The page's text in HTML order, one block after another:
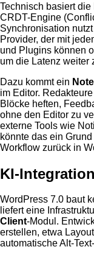
Technisch basiert
CRDT-Engine
Synchronisation
Provider, der mit
und Plugins können
um die Latenz weiter
Dazu kommt ein
im Editor.
Blöcke heften,
ohne den Editor zu
externe Tools wie
könnte das ein
Workflow zurück in
KI-
WordPress 7.0 baut
liefert eine
Client-Modul.
erstellen, etwa
automatische Alt-